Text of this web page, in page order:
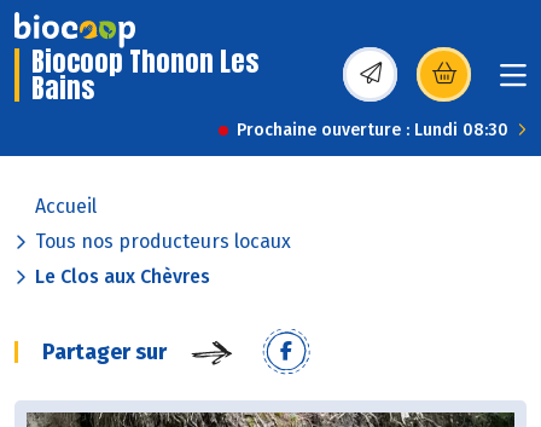
Biocoop Thonon Les
Bains (s’ouvre dans une
Prochaine ouverture : Lundi 08:30
Accueil
Tous nos producteurs locaux
Le Clos aux Chèvres
Partager sur